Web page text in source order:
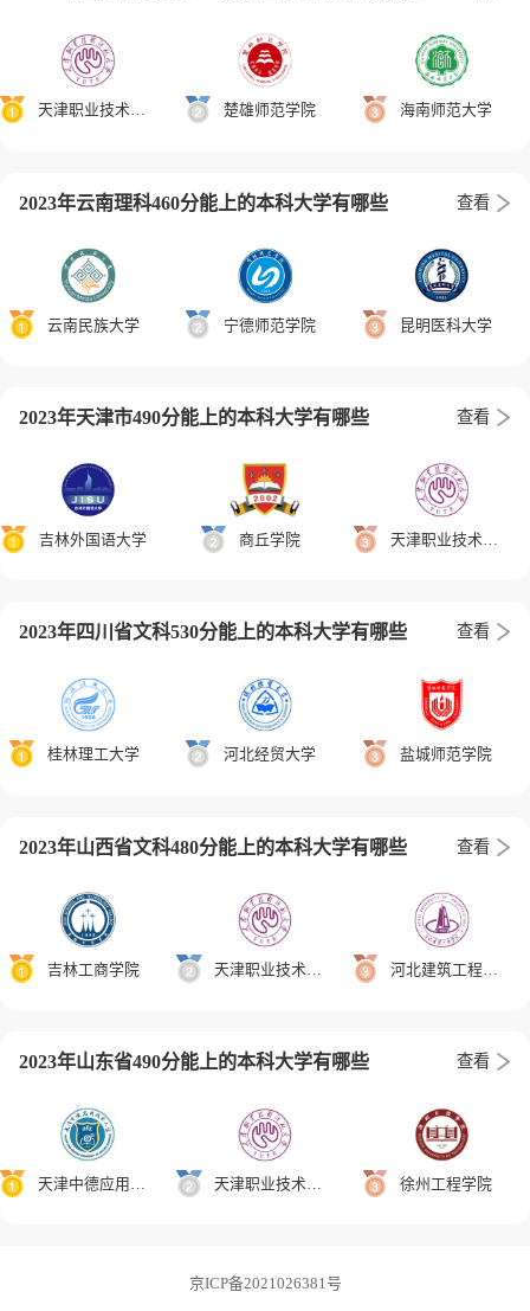
天津职业技术师范大学 楚雄师范学院 海南师范大学
2023年云南理科460分能上的本科大学有哪些 查看
云南民族大学 宁德师范学院 昆明医科大学
2023年天津市490分能上的本科大学有哪些 查看
吉林外国语大学 商丘学院 天津职业技术师范大学
2023年四川省文科530分能上的本科大学有哪些 查看
桂林理工大学 河北经贸大学 盐城师范学院
2023年山西省文科480分能上的本科大学有哪些 查看
吉林工商学院 天津职业技术师范大学 河北建筑工程学院
2023年山东省490分能上的本科大学有哪些 查看
天津中德应用技术大学 天津职业技术师范大学 徐州工程学院
京ICP备2021026381号